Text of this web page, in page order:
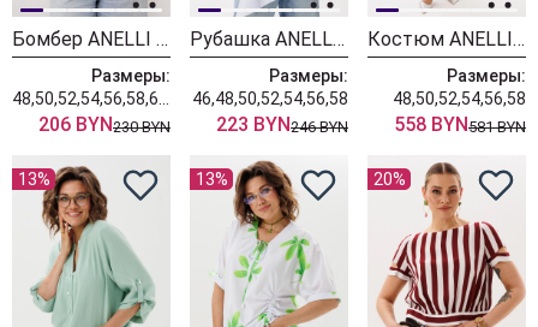
Бомбер ANELLI LAUREL 1845 альбинос
Размеры:
206 BYN230 BYN
Рубашка ANELLI LAUREL 1862 белоснежный бант
Размеры:
46,48,50,52,54,56,58
223 BYN246 BYN
Костюм ANELLI LAUREL 1869 розовое кружево
Размеры:
48,50,52,54,56,58
558 BYN581 BYN
13% 13% 20%